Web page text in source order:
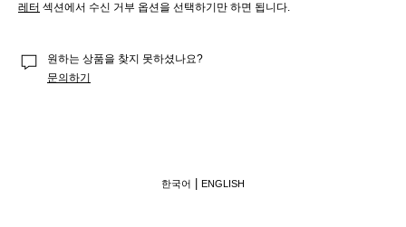
레터 섹션에서 수신 거부 옵션을 선택하기만 하면 됩니다.
원하는 상품을 찾지 못하셨나요?
문의하기
한국어 ENGLISH